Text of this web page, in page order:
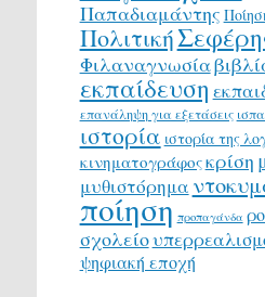
Παπαδιαμάντης
Πολιτική
Φιλαναγνωσία
εκπαίδευση
επανάληψη για εξετάσεις
ιστορία ιστορία της
κινηματογράφοςκρίση
μυθιστόρημα
ποίηση προπαγάνδα
σχολείο
ψηφιακή εποχή